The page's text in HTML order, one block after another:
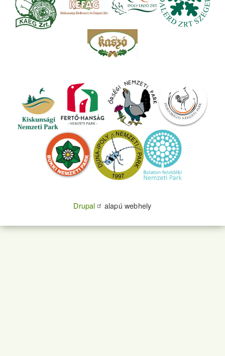
Drupal alapú webhely